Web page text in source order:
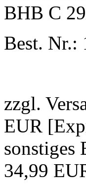
BHB C
Best. Nr.:
zzgl.
EUR
sonstiges
34,99